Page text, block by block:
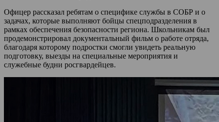
Офицер рассказал ребятам о специфике службы в СОБР и о
задачах, которые выполняют бойцы спецподразделения в
рамках обеспечения безопасности региона. Школьникам был
продемонстрировал документальный фильм о работе отряда,
благодаря которому подростки смогли увидеть реальную
подготовку, выезды на специальные мероприятия и
служебные будни росгвардейцев.